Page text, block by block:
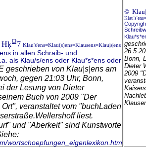
ĦķΩ7 Klau's'ens=Klau(s)ens=Klausens=Klau|s|ens
in allen Schraib- und
als Klau/s/ens oder Klau*s*ens oder
geschrieben von Klau|s|ens am
gegen 21:03 Uhr, Bonn,
der Lesung von Dieter
Buch von 2009 "Der
veranstaltet vom "buchLaden
Wellershoff liest.
und "Aberkeit" sind Kunstworte
wortschoepfungen_eigenlexikon.htm
©
Bonn,
Dieter
2009